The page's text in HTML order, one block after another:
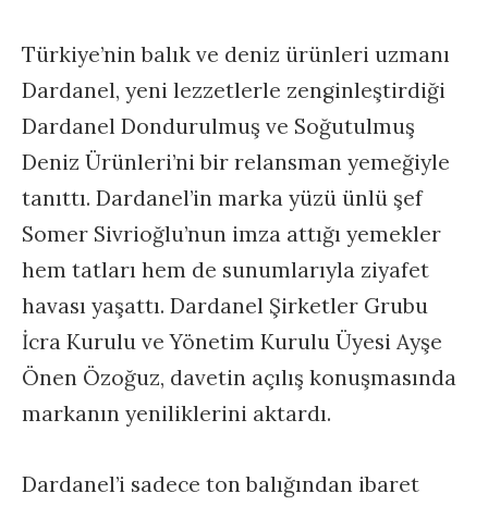
Türkiye’nin balık ve deniz ürünleri uzmanı
Dardanel, yeni lezzetlerle zenginleştirdiği
Dardanel Dondurulmuş ve Soğutulmuş
Deniz Ürünleri’ni bir relansman yemeğiyle
tanıttı. Dardanel’in marka yüzü ünlü şef
Somer Sivrioğlu’nun imza attığı yemekler
hem tatları hem de sunumlarıyla ziyafet
havası yaşattı. Dardanel Şirketler Grubu
İcra Kurulu ve Yönetim Kurulu Üyesi Ayşe
Önen Özoğuz, davetin açılış konuşmasında
markanın yeniliklerini aktardı.
Dardanel’i sadece ton balığından ibaret